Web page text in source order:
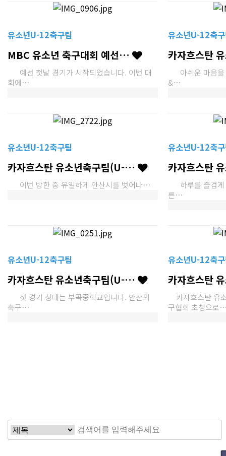
유소년U-12축구팀
MBC 유소년 축구대회 예선…
예선 첫날 경기가 시작되었습니다. 이번 대
회에…
유소년U-12축
카자흐스탄
아쉬운 마음을
&…
유소년U-12축구팀
카자흐스탄 유소년축구팀(U-…
이번 방한 중 유일하게 안산시를 벗어나…
유소년U-12축
카자흐스탄
하루를 즐겁게
른…
유소년U-12축구팀
카자흐스탄 유소년축구팀(U-…
첫 경기 상대는 부곡중학교입니다. 안산의
축구…
유소년U-12축
카자흐스탄
카자흐스탄 유
구협회 초청으로